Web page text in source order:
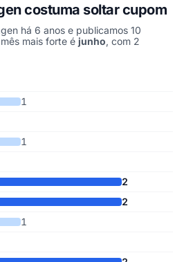
costuma soltar cupom
há 6 anos e publicamos 10
mais forte é junho, com 2
por mês, somando os últimos
1
1
2
2
1